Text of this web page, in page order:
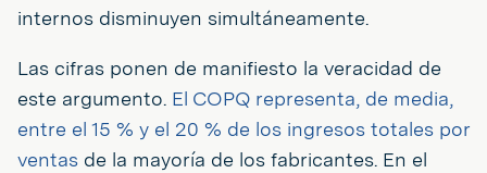
internos disminuyen simultáneamente.
Las cifras ponen de manifiesto la veracidad de
este argumento. El COPQ representa, de media,
entre el 15 % y el 20 % de los ingresos totales por
ventas de la mayoría de los fabricantes. En el